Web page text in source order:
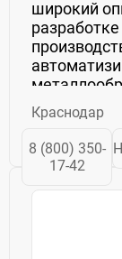
широкий
разработке
Наши
готовы: Вас
по
и
Краснодар
8 (800) 350-
17-42